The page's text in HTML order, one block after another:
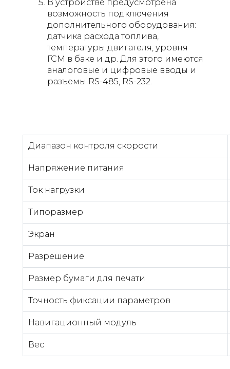
В устройстве предусмотрена
возможность подключения
дополнительного оборудования:
датчика расхода топлива,
температуры двигателя, уровня
ГСМ в баке и др. Для этого имеются
аналоговые и цифровые вводы и
разъемы RS-485, RS-232.
Диапазон контроля скорости
Напряжение питания
Ток нагрузки
Типоразмер
Экран
Разрешение
Размер бумаги для печати
Точность фиксации параметров
Навигационный модуль
Вес